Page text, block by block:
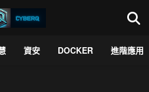
資安 DOCKER 進階應用